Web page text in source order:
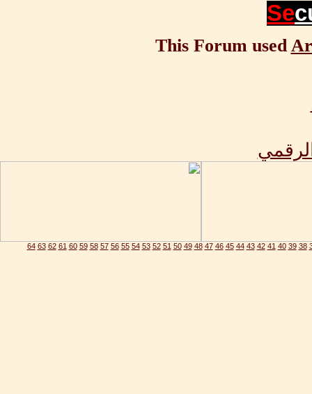
Se
This Forum used
38
39
40
41
42
43
44
45
46
47
48
49
50
51
52
53
54
55
56
57
58
59
60
61
62
63
64